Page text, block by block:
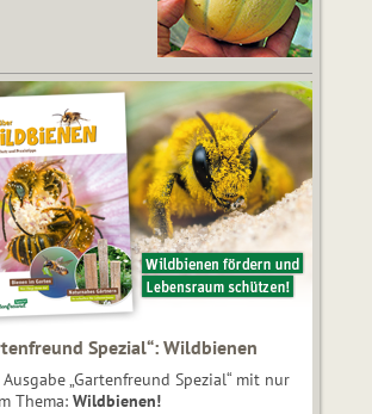
Spezial“: Wildbienen
„Gartenfreund Spezial“ mit nur
Thema: Wildbienen!